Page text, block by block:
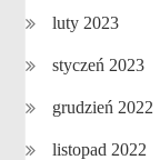
luty 2023
styczeń 2023
grudzień 2022
listopad 2022